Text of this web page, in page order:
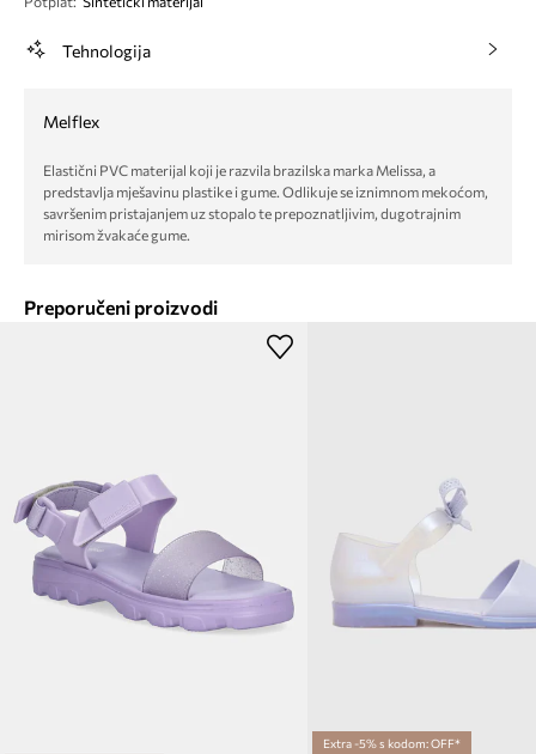
Tehnologija
Melflex
Elastični PVC materijal koji je razvila brazilska marka Melissa, a
predstavlja mješavinu plastike i gume. Odlikuje se iznimnom mekoćom,
savršenim pristajanjem uz stopalo te prepoznatljivim, dugotrajnim
mirisom žvakaće gume.
Preporučeni proizvodi
Extra -5% s kodom: OFF*